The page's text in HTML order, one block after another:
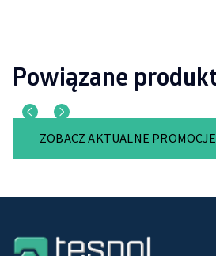
Powiązane
ZOBACZ AKTUALNE PROMOCJE